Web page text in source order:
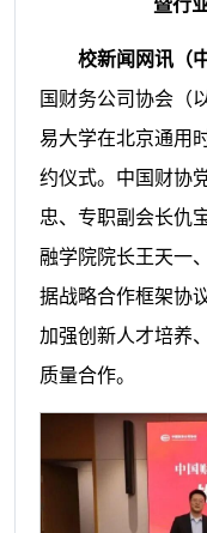
校新闻网讯（
国财务公司协会（
易大学在北京通用
约仪式。中国财协
忠、专职副会长仇
融学院院长王天一
据战略合作框架协
加强创新人才培养
质量合作。